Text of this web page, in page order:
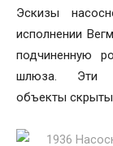
Эскизы
исполнении
подчиненную
шлюза. Эти
объекты скрыты